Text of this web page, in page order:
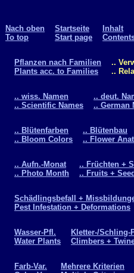
Nach oben
To top
Startseite
Start page
Inhalt
Pflanzen nach Familien
Plants acc. to Families
..
..
.. wiss. Namen
.. Scientific Names
.. deut.
.. German
.. Blütenfarben
.. Bloom Colors
.. Blütenbau
.. Flower
.. Aufn.-Monat
.. Photo Month
.. Früchten +
.. Fruits +
Schädlingsbefall +
Pest Infestation + Deformations
Wasser-Pfl.
Water Plants
Kletter-/Schling-
Climbers +
Farb-Var.
Mehrere Kriterien